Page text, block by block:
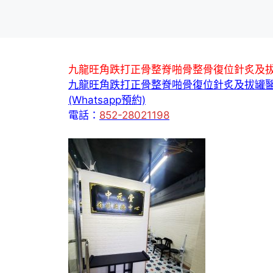
九龍旺角跌打正骨整脊啪骨整骨復位針炙及
九龍旺角跌打正骨整脊啪骨復位針炙及拔罐
(Whatsapp預約)
電話： 852-28021198